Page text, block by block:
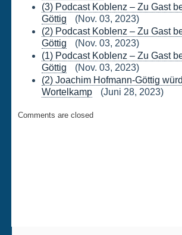
(3) Podcast Koblenz – Zu Gast
Göttig
(Nov. 03, 2023)
(2) Podcast Koblenz – Zu Gast
Göttig
(Nov. 03, 2023)
(1) Podcast Koblenz – Zu Gast
Göttig
(Nov. 03, 2023)
(2) Joachim Hofmann-Göttig
Wortelkamp
(Juni 28, 2023)
Comments are closed